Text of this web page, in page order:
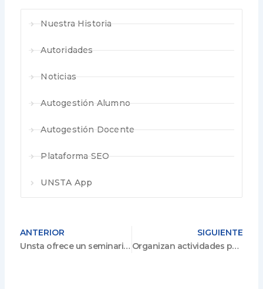
Nuestra Historia
Autoridades
Noticias
Autogestión Alumno
Autogestión Docente
Plataforma SEO
UNSTA App
ANTERIOR
Unsta ofrece un seminario sobre prevención de abusos en los ámbitos educativos
SIGUIENTE
Organizan actividades para prevenir abusos de menores en escuelas